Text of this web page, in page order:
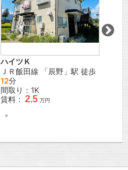
ハイツＫ
ＪＲ飯田線 「辰野 」駅 徒歩
12分
間取り：1K
賃料： 2.5 万円